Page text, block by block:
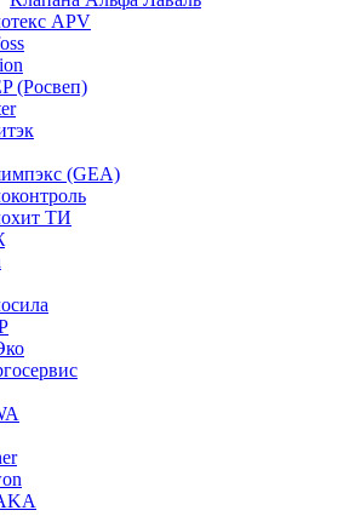
APV
(Росвеп)
(GEA)
ТИ